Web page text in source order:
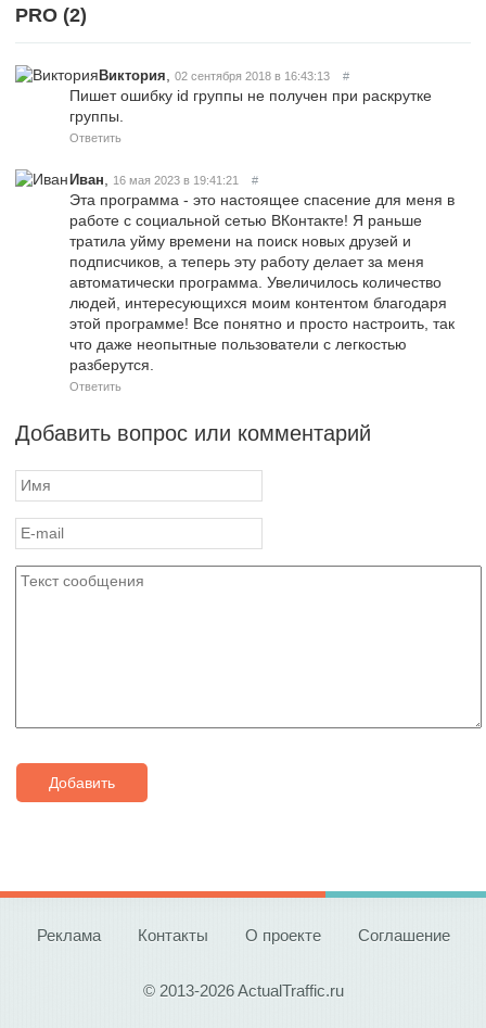
PRO (2)
Виктория 02 сентября 2018 в 16:43:13 #
Пишет ошибку id группы не получен при раскрутке
группы.
Ответить
Иван 16 мая 2023 в 19:41:21 #
Эта программа - это настоящее спасение для меня в
работе с социальной сетью ВКонтакте! Я раньше
тратила уйму времени на поиск новых друзей и
подписчиков, а теперь эту работу делает за меня
автоматически программа. Увеличилось количество
людей, интересующихся моим контентом благодаря
этой программе! Все понятно и просто настроить, так
что даже неопытные пользователи с легкостью
разберутся.
Ответить
Добавить вопрос или комментарий
Добавить
Реклама Контакты О проекте Соглашение
© 2013-2026 ActualTraffic.ru